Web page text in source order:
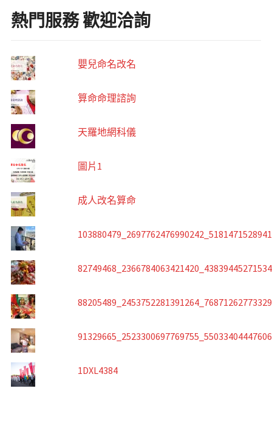
熱門服務 歡迎洽詢
嬰兒命名改名
算命命理諮詢
天羅地網科儀
圖片1
成人改名算命
1DXL4384